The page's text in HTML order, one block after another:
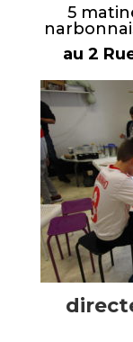
5
au 2